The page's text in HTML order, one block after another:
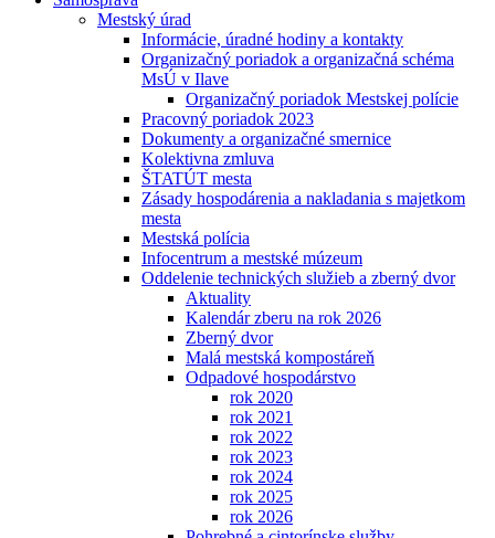
Mestský úrad
Informácie, úradné hodiny a kontakty
Organizačný poriadok a organizačná schéma
MsÚ v Ilave
Organizačný poriadok Mestskej polície
Pracovný poriadok 2023
Dokumenty a organizačné smernice
Kolektivna zmluva
ŠTATÚT mesta
Zásady hospodárenia a nakladania s majetkom
mesta
Mestská polícia
Infocentrum a mestské múzeum
Oddelenie technických služieb a zberný dvor
Aktuality
Kalendár zberu na rok 2026
Zberný dvor
Malá mestská kompostáreň
Odpadové hospodárstvo
rok 2020
rok 2021
rok 2022
rok 2023
rok 2024
rok 2025
rok 2026